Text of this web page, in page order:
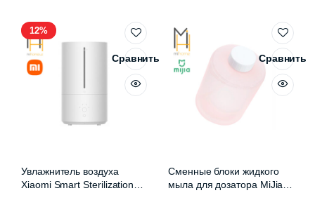
12%
Сравнить
Увлажнитель воздуха
Xiaomi Smart Sterilization
Сравнить
Сменные блоки жидкого
мыла для дозатора MiJia